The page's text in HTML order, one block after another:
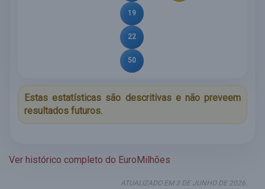
19
22
50
Estas estatísticas são descritivas e não preveem
resultados futuros.
Ver histórico completo do EuroMilhões
ATUALIZADO EM 3 DE JUNHO DE 2026.